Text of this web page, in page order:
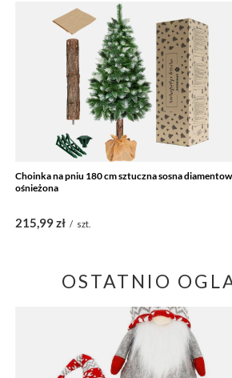
Choinka na pniu 180 cm sztuczna sosna
ośnieżona
215,99 zł / szt.
OSTATNIO